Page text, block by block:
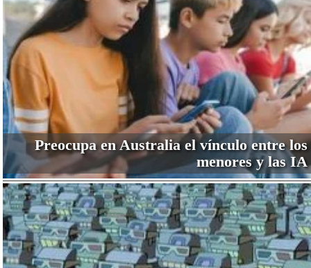
Preocupa en Australia el vínculo entre los
menores y las IA